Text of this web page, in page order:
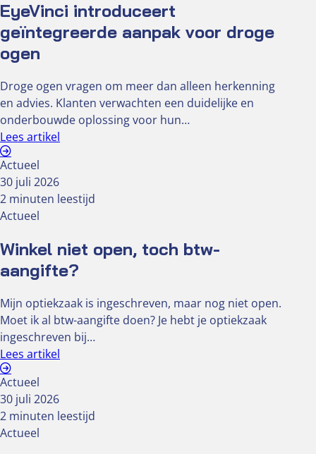
EyeVinci introduceert
geïntegreerde aanpak voor droge
ogen
Droge ogen vragen om meer dan alleen herkenning
en advies. Klanten verwachten een duidelijke en
onderbouwde oplossing voor hun…
Lees artikel
Actueel
30 juli 2026
2 minuten leestijd
Actueel
Winkel niet open, toch btw-
aangifte?
Mijn optiekzaak is ingeschreven, maar nog niet open.
Moet ik al btw-aangifte doen? Je hebt je optiekzaak
ingeschreven bij…
Lees artikel
Actueel
30 juli 2026
2 minuten leestijd
Actueel